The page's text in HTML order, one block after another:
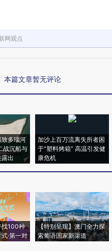
网观点
本篇文章暂无评论
多瑙河
战沉船与
出
加沙上百万流离失所者困
于“塑料烤箱” 高温引发健
康危机
找100种
·第一对
【特别呈现】澳门全力探
索葡语国家新渠道